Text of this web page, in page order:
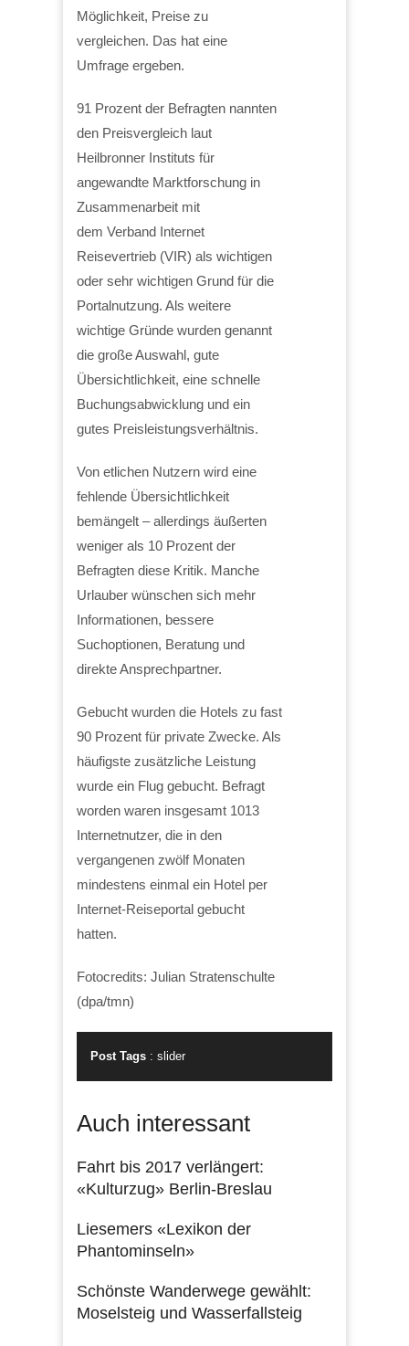
Möglichkeit, Preise zu
vergleichen. Das hat eine
Umfrage ergeben.
91 Prozent der Befragten nannten
den Preisvergleich laut
Heilbronner Instituts für
angewandte Marktforschung in
Zusammenarbeit mit
dem Verband Internet
Reisevertrieb (VIR) als wichtigen
oder sehr wichtigen Grund für die
Portalnutzung. Als weitere
wichtige Gründe wurden genannt
die große Auswahl, gute
Übersichtlichkeit, eine schnelle
Buchungsabwicklung und ein
gutes Preisleistungsverhältnis.
Von etlichen Nutzern wird eine
fehlende Übersichtlichkeit
bemängelt – allerdings äußerten
weniger als 10 Prozent der
Befragten diese Kritik. Manche
Urlauber wünschen sich mehr
Informationen, bessere
Suchoptionen, Beratung und
direkte Ansprechpartner.
Gebucht wurden die Hotels zu fast
90 Prozent für private Zwecke. Als
häufigste zusätzliche Leistung
wurde ein Flug gebucht. Befragt
worden waren insgesamt 1013
Internetnutzer, die in den
vergangenen zwölf Monaten
mindestens einmal ein Hotel per
Internet-Reiseportal gebucht
hatten.
Fotocredits: Julian Stratenschulte
(dpa/tmn)
Post Tags : slider
Auch interessant
Fahrt bis 2017 verlängert:
«Kulturzug» Berlin-Breslau
Liesemers «Lexikon der
Phantominseln»
Schönste Wanderwege gewählt:
Moselsteig und Wasserfallsteig